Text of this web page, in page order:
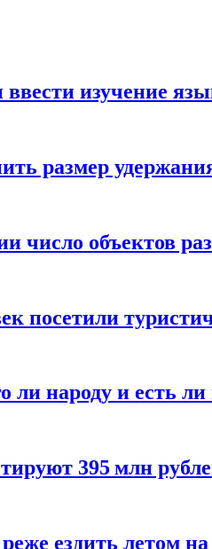
изучение
размер
число объектов
посетили
народу и есть ли
395 млн
ездить летом